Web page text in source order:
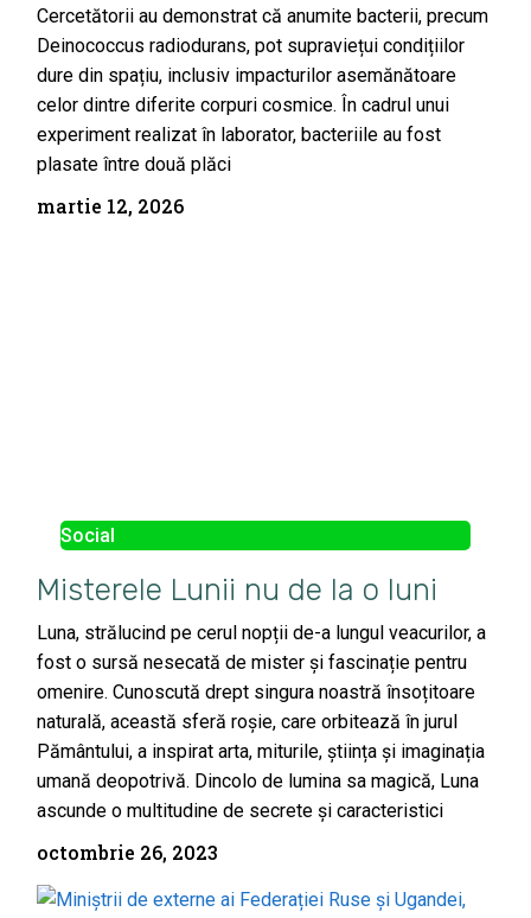
Cercetătorii au demonstrat că anumite bacterii, precum
Deinococcus radiodurans, pot supraviețui condițiilor
dure din spațiu, inclusiv impacturilor asemănătoare
celor dintre diferite corpuri cosmice. În cadrul unui
experiment realizat în laborator, bacteriile au fost
plasate între două plăci
martie 12, 2026
Social
Misterele Lunii nu de la o luni
Luna, strălucind pe cerul nopții de-a lungul veacurilor, a
fost o sursă nesecată de mister și fascinație pentru
omenire. Cunoscută drept singura noastră însoțitoare
naturală, această sferă roșie, care orbitează în jurul
Pământului, a inspirat arta, miturile, știința și imaginația
umană deopotrivă. Dincolo de lumina sa magică, Luna
ascunde o multitudine de secrete și caracteristici
octombrie 26, 2023